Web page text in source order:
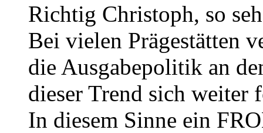
Richtig Christoph, so
Bei vielen Prägestätten
die Ausgabepolitik an
dieser Trend sich weiter
In diesem Sinne ein